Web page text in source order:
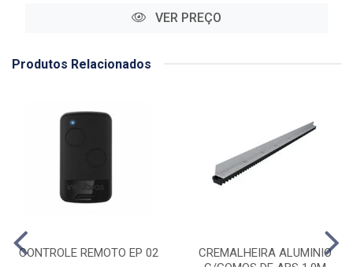
VER PREÇO
Produtos Relacionados
CONTROLE REMOTO EP 02
CREMALHEIRA ALUMINIO